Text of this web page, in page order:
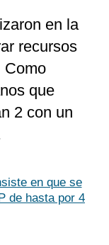
en la
recursos
Como
que
2 con un
en que se
de hasta por 4